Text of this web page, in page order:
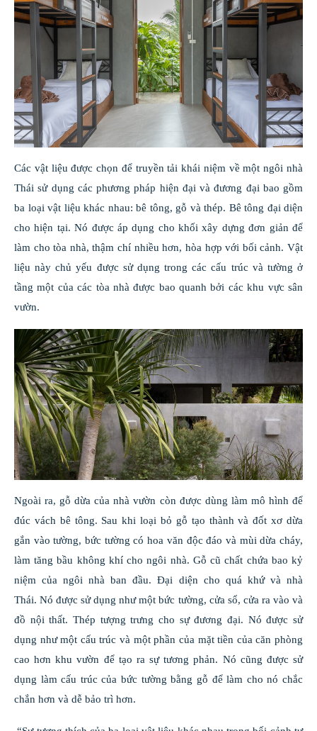
Các vật liệu được chọn để truyền tải khái niệm về một ngôi nhà
Thái sử dụng các phương pháp hiện đại và đương đại bao gồm
ba loại vật liệu khác nhau: bê tông, gỗ và thép. Bê tông đại diện
cho hiện tại. Nó được áp dụng cho khối xây dựng đơn giản để
làm cho tòa nhà, thậm chí nhiều hơn, hòa hợp với bối cảnh. Vật
liệu này chủ yếu được sử dụng trong các cấu trúc và tường ở
tầng một của các tòa nhà được bao quanh bởi các khu vực sân
vườn.
Ngoài ra, gỗ dừa của nhà vườn còn được dùng làm mô hình để
đúc vách bê tông. Sau khi loại bỏ gỗ tạo thành và đốt xơ dừa
gắn vào tường, bức tường có hoa văn độc đáo và mùi dừa cháy,
làm tăng bầu không khí cho ngôi nhà. Gỗ cũ chất chứa bao kỷ
niệm của ngôi nhà ban đầu. Đại diện cho quá khứ và nhà
Thái. Nó được sử dụng như một bức tường, cửa sổ, cửa ra vào và
đồ nội thất. Thép tượng trưng cho sự đương đại. Nó được sử
dụng như một cấu trúc và một phần của mặt tiền của căn phòng
cao hơn khu vườn để tạo ra sự tương phản. Nó cũng được sử
dụng làm cấu trúc của bức tường bằng gỗ để làm cho nó chắc
chắn hơn và dễ bảo trì hơn.